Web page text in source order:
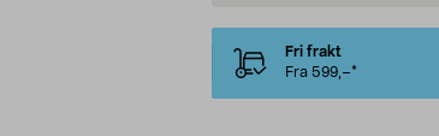
Fri frakt
Fra 599,–*